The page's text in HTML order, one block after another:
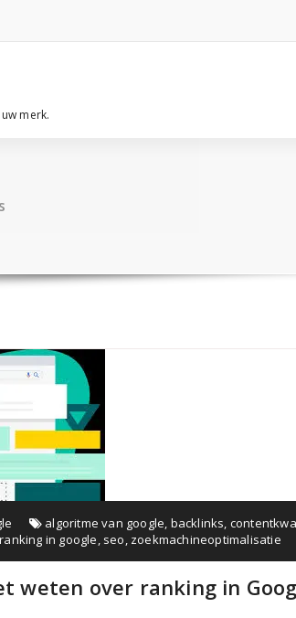
merk.
algoritme van google, backlinks,
ranking in google, seo, zoekmachineoptimalisatie
weten over ranking in